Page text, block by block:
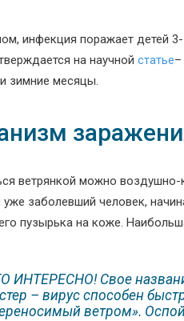
инфекция поражает детей
на научной статье–
зимние месяцы.
ветрянкой можно
уже заболевший человек,
пузырька на коже.
ИНТЕРЕСНО! Свое
– вирус способен
ветром».